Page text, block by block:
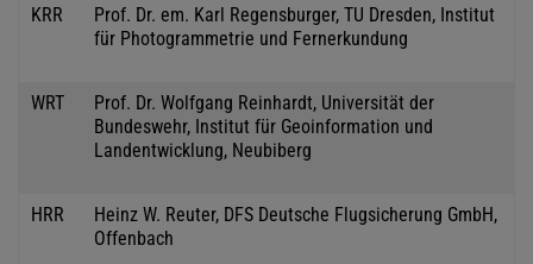
KRR
Prof. Dr. em. Karl Regensburger, TU Dresden, Institut
für Photogrammetrie und Fernerkundung
WRT
Prof. Dr. Wolfgang Reinhardt, Universität der
Bundeswehr, Institut für Geoinformation und
Landentwicklung, Neubiberg
HRR
Heinz W. Reuter, DFS Deutsche Flugsicherung GmbH,
Offenbach